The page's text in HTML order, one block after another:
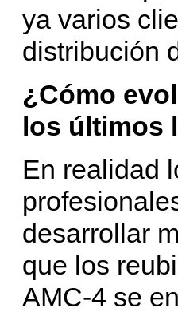
ya varios
distribución
¿Cómo
los últimos
En realidad
desarrollar
que los
AMC-4 se